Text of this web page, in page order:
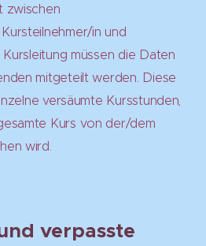
zwischen
in und
müssen die Daten
mitgeteilt werden. Diese
versäumte Kursstunden,
Kurs von der/dem
wird.
verpasste